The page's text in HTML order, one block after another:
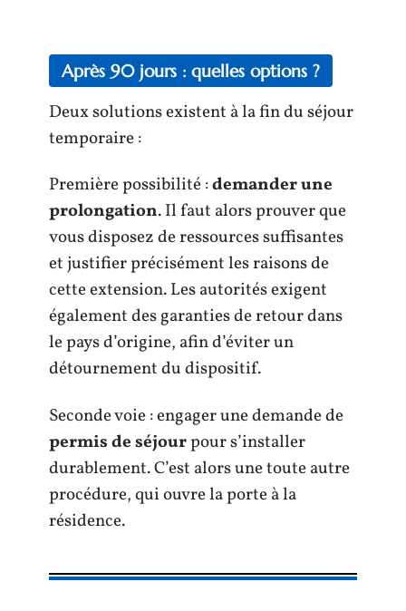
Après 90 jours : quelles options ?
Deux solutions existent à la fin du séjour
temporaire :
Première possibilité :demander une
prolongation. Il faut alors prouver que
vous disposez de ressources suffisantes
et justifier précisément les raisons de
cette extension. Les autorités exigent
également des garanties de retour dans
le pays d’origine, afin d’éviter un
détournement du dispositif.
Seconde voie : engager une demande de
permis de séjourpour s’installer
durablement. C’est alors une toute autre
procédure, qui ouvre la porte à la
résidence.